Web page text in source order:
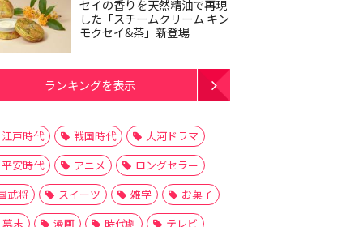
セイの香りを天然精油で再現
した「スチームクリーム キン
モクセイ&茶」新登場
ランキングを表示
江戸時代 戦国時代
大河ドラマ
平安時代
アニメ
ロングセラー
武将
スイーツ 雑学
お菓子
幕末
漫画 時代劇
テレビ